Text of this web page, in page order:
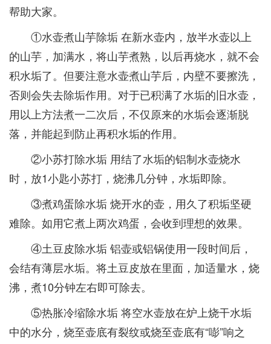
帮助大家。
①水壶煮山芋除垢 在新水壶内，放半水壶以上
的山芋，加满水，将山芋煮熟，以后再烧水，就不会
积水垢了。但要注意水壶煮山芋后，内壁不要擦洗，
否则会失去除垢作用。对于已积满了水垢的旧水壶，
用以上方法煮一二次后，不仅原来的水垢会逐渐脱
落，并能起到防止再积水垢的作用。
②小苏打除水垢 用结了水垢的铝制水壶烧水
时，放1小匙小苏打，烧沸几分钟，水垢即除。
③煮鸡蛋除水垢 烧开水的壶，用久了积垢坚硬
难除。如用它煮上两次鸡蛋，会收到理想的效果。
④土豆皮除水垢 铝壶或铝锅使用一段时间后，
会结有薄层水垢。将土豆皮放在里面，加适量水，烧
沸，煮10分钟左右即可除去。
⑤热胀冷缩除水垢 将空水壶放在炉上烧干水垢
中的水分，烧至壶底有裂纹或烧至壶底有“嘭”响之